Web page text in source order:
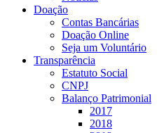
Doação
Contas Bancárias
Doação Online
Seja um Voluntário
Transparência
Estatuto Social
CNPJ
Balanço Patrimonial
2017
2018